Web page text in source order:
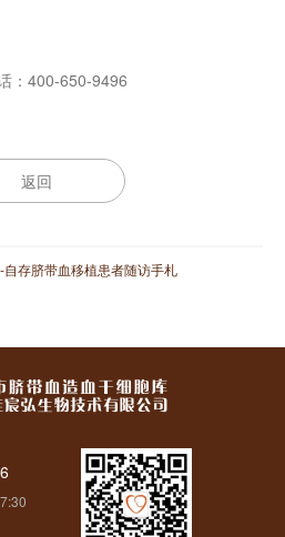
：400-650-9496
返回
自存脐带血移植患者随访手札